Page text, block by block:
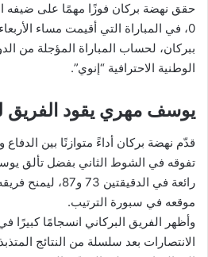
0، في المباراة التي أقيمت مساء
ببركان، لحساب المباراة المؤجلة من
الوطنية الاحترافية “إنوي”.
يوسف مهري يقود الفريق
قدّم نهضة بركان أداءً متوازنًا بين
تفوقه في الشوط الثاني بفضل تألق
رائعة في الدقيقتين
موقعه في سبورة الترتيب.
وأظهر الفريق البركاني انسجامًا كبيرًا
الانتصارات بعد سلسلة من النتائج